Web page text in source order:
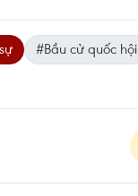
#Bầu cử quốc hội